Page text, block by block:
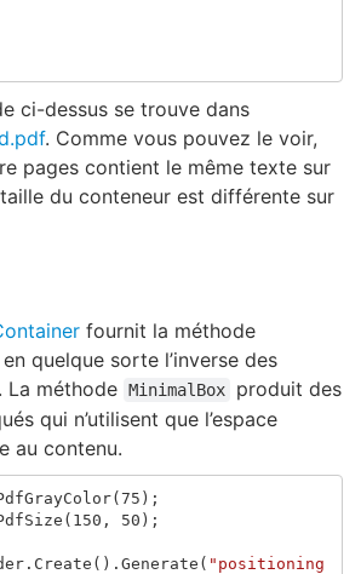
ci-dessus se trouve dans
. Comme vous pouvez le voir,
pages contient le même texte sur
du conteneur est différente sur
fournit la méthode
en quelque sorte l’inverse des
. La méthode MinimalBox
produit des
qui n’utilisent que l’espace
au contenu.
( 75 );
( 150 , 50 );
. Create (). Generate ( "positioning